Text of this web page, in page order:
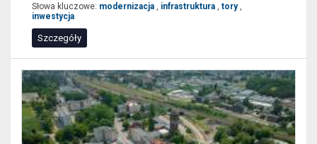
Słowa kluczowe: modernizacja infrastruktura tory
inwestycja
Szczegóły